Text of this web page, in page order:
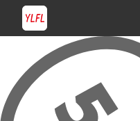
Hoppa till huvudinnehåll